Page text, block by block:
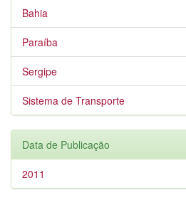
Bahia
Paraíba
Sergipe
Sistema de Transporte
Data de Publicação
2011